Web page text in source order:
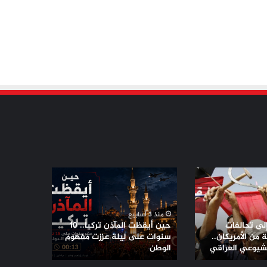
تحالفات
من الأمريكان..
العراقي
حين
أيقظت
المآذن
تركيا..
10
سنوات
على
ليلة
منذ 3 أسابيع
حين أيقظت المآذن تركيا.. 10
سنوات على ليلة عززت مفهوم
الوطن